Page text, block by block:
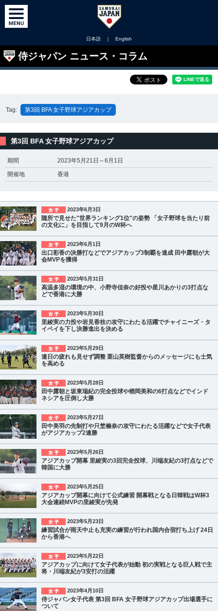
日本語 ｜ English
侍ジャパン ニュース・コラム
Tag: 第3回 BFA 女子野球アジアカップ
第3回 BFA 女子野球アジアカップ
期間
2023年5月21日～6月1日
開催地
香港
2023年6月3日
随所で見せた"世界ランキング1位"の姿勢 「女子野球を当たり前
の文化に」を目指して9月のW杯へ
2023年6月1日
出口彩香の決勝打などでアジアカップ3制覇を達成 田中露朝が大
会MVPを獲得
2023年5月31日
高温多湿の環境の中、小野寺佳奈の好投や星川あかりの3打点な
どで香港に大勝
2023年5月30日
里綾実の力投や岩見香枝の攻守にわたる活躍でチャイニーズ・タ
イペイを下し決勝進出を決める
2023年5月29日
連日の疲れも見せず調整 栗山英樹監督からのメッセージにも士気
を高める
2023年5月28日
田中露朝と坂東瑞紀の完全投球や楢岡美和の6打点などでインド
ネシアを圧倒し大勝
2023年5月27日
田中美羽の先制打や只埜榛奈の攻守にわたる活躍などで女子代表
がアジアカップ2連勝
2023年5月26日
アジアカップ開幕 里綾実の3回完全投球、川端友紀の3打点などで
韓国に大勝
2023年5月25日
アジアカップ開幕に向けて公式練習 開幕戦となる日韓戦はW杯3
大会連続MVPの里綾実が先発
2023年5月23日
練習試合が雨天中止も充実の練習が行われ国内合宿打ち上げ 24日
から香港へ
2023年5月22日
アジアカップに向けて女子代表が始動 初の実戦となる巨人戦で主
将・川端友紀が3安打の活躍
2023年4月10日
侍ジャパン女子代表 第3回 BFA 女子野球アジアカップ出場選手に
ついて